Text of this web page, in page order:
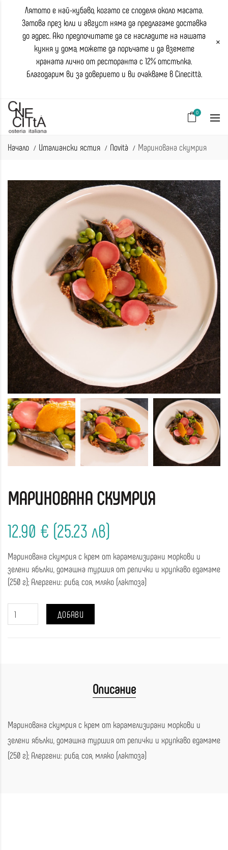
Лятото е най-хубаво, когато се споделя около масата.
Затова през юли и август няма да предлагаме доставка
до адрес. Ако предпочитате да се насладите на нашата
кухня у дома, можете да поръчате и да вземете
храната лично от ресторанта с 12% отстъпка.
Благодарим ви за доверието и ви очакваме в Cinecittà.
×
0
Начало Италиански ястия Novità Маринована скумрия
МАРИНОВАНА СКУМРИЯ
12.90 € (25.23 лв)
Маринована скумрия с крем от карамелизирани моркови и
зелени ябълки, домашна туршия от репички и хрупкаво едамаме
(250 г); Алергени: риба, соя, мляко (лактоза)
ДОБАВИ
Описание
Маринована скумрия с крем от карамелизирани моркови и
зелени ябълки, домашна туршия от репички и хрупкаво едамаме
(250 г); Алергени: риба, соя, мляко (лактоза)